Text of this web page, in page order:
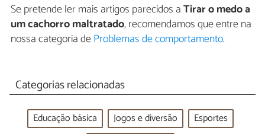
Se pretende ler mais artigos parecidos aTirar o medo a
um cachorro maltratado, recomendamos que entre na
nossa categoria deProblemas de comportamento.
Categorias relacionadas
Educação básica Jogos e diversão
Esportes